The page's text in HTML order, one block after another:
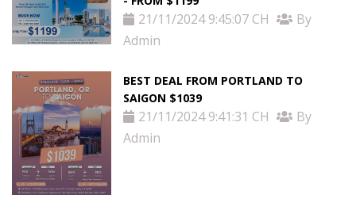
21/11/2024 9:45:07 CH
By
Admin
BEST DEAL FROM PORTLAND TO
SAIGON $1039
21/11/2024 9:41:31 CH
By
Admin